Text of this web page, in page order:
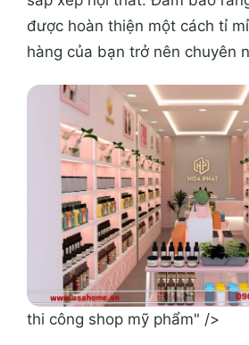
được hoàn thiện một cách tỉ
hàng của bạn trở nên chuyên
thi công shop mỹ phẩm" />